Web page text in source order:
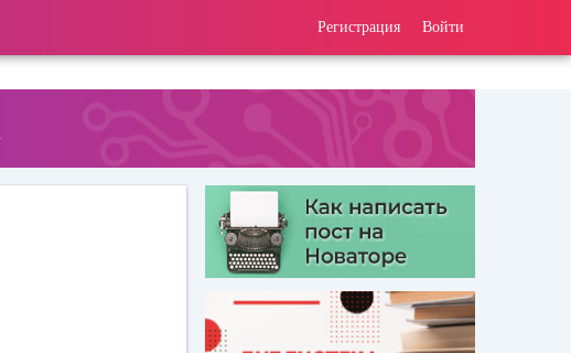
Регистрация Войти